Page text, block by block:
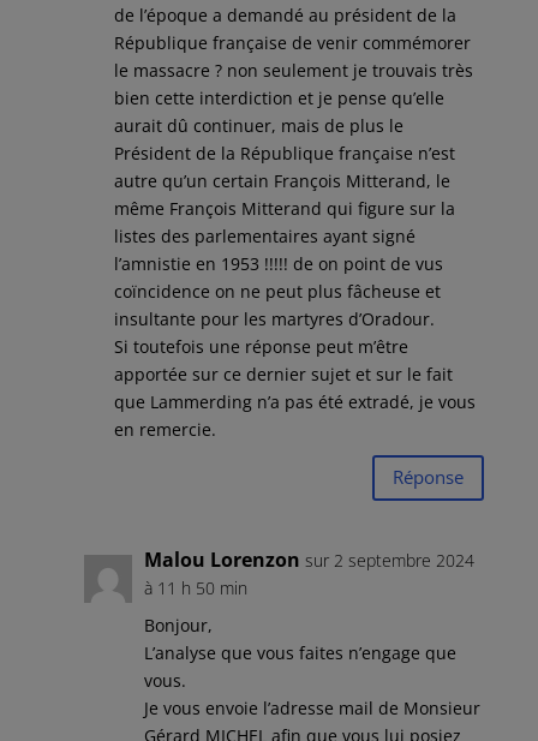
de l’époque a demandé au président de la
République française de venir commémorer
le massacre ? non seulement je trouvais très
bien cette interdiction et je pense qu’elle
aurait dû continuer, mais de plus le
Président de la République française n’est
autre qu’un certain François Mitterand, le
même François Mitterand qui figure sur la
listes des parlementaires ayant signé
l’amnistie en 1953 !!!!! de on point de vus
coïncidence on ne peut plus fâcheuse et
insultante pour les martyres d’Oradour.
Si toutefois une réponse peut m’être
apportée sur ce dernier sujet et sur le fait
que Lammerding n’a pas été extradé, je vous
en remercie.
Réponse
Malou Lorenzon sur 2 septembre 2024
à 11 h 50 min
Bonjour,
L’analyse que vous faites n’engage que
vous.
Je vous envoie l’adresse mail de Monsieur
Gérard MICHEL afin que vous lui posiez